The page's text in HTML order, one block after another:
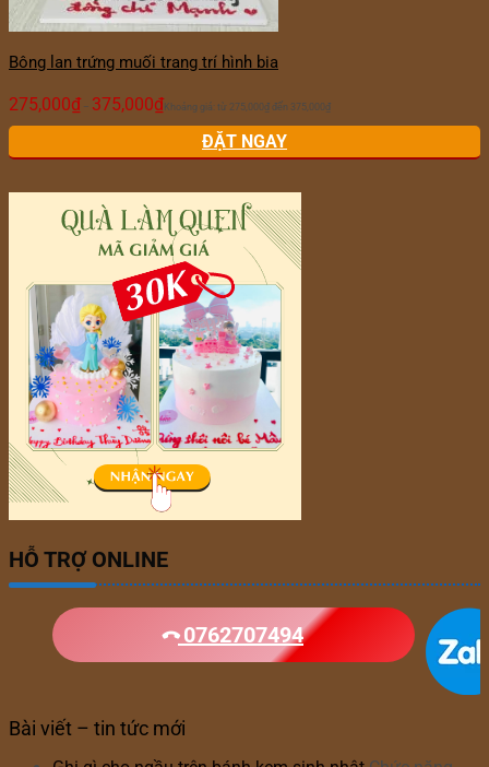
Bông lan trứng muối trang trí hình bia
275,000₫ – 375,000₫ Khoảng giá: từ 275,000₫ đến 375,000₫
ĐẶT NGAY
HỖ TRỢ ONLINE
0762707494
Bài viết – tin tức mới